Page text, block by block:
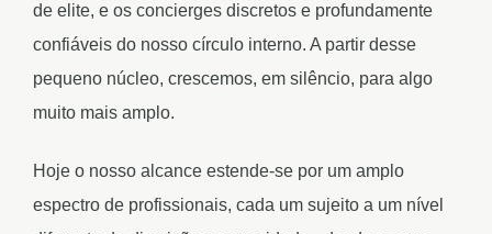
de elite, e os concierges discretos e profundamente
confiáveis do nosso círculo interno. A partir desse
pequeno núcleo, crescemos, em silêncio, para algo
muito mais amplo.
Hoje o nosso alcance estende-se por um amplo
espectro de profissionais, cada um sujeito a um nível